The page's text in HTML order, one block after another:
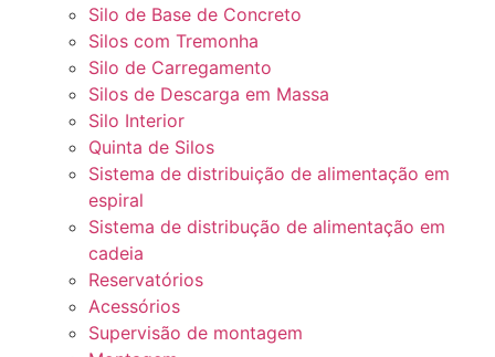
Silo de Base de Concreto
Silos com Tremonha
Silo de Carregamento
Silos de Descarga em Massa
Silo Interior
Quinta de Silos
Sistema de distribuição de alimentação em
espiral
Sistema de distribução de alimentação em
cadeia
Reservatórios
Acessórios
Supervisão de montagem